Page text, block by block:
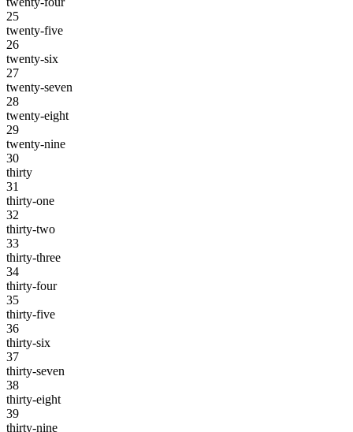
25
twenty-five
26
twenty-six
27
twenty-seven
28
twenty-eight
29
twenty-nine
30
thirty
31
thirty-one
32
thirty-two
33
thirty-three
34
thirty-four
35
thirty-five
36
thirty-six
37
thirty-seven
38
thirty-eight
39
thirty-nine